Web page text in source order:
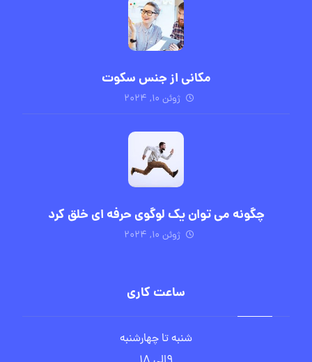
مکانی از جنس سکوت
ژوئن ۱۰, ۲۰۲۴
چگونه می توان یک لوگوی حرفه ای خلق کرد
ژوئن ۱۰, ۲۰۲۴
ساعت کاری
شنبه تا چهارشنبه